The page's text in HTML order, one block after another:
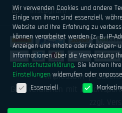
Instagram
Impressum
Geld verdienen mit
Wir verwenden Cookies und andere
Einige von ihnen sind essenziell,
Website und Ihre Erfahrung zu
können verarbeitet werden (z. B. IP-
Anzeigen und Inhalte oder Anzeigen-
Informationen über die Verwendung
Datenschutzerklärung. Sie können
Einstellungen widerrufen oder
Datenschutzeinstellungen
Essenziell